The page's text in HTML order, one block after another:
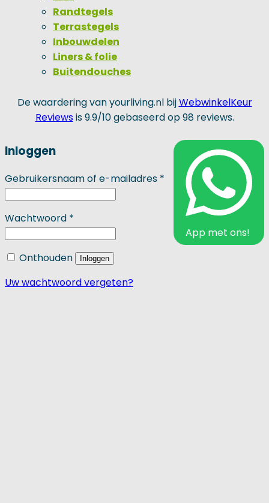
Randtegels
Terrastegels
Inbouwdelen
Liners & folie
Buitendouches
De waardering van yourliving.nl bijWebwinkelKeur
Reviewsis 9.9/10 gebaseerd op 98 reviews.
App met ons!
Inloggen
Gebruikersnaam of e-mailadres * Vereist
Wachtwoord *
Onthouden Inloggen
Uw wachtwoord vergeten?